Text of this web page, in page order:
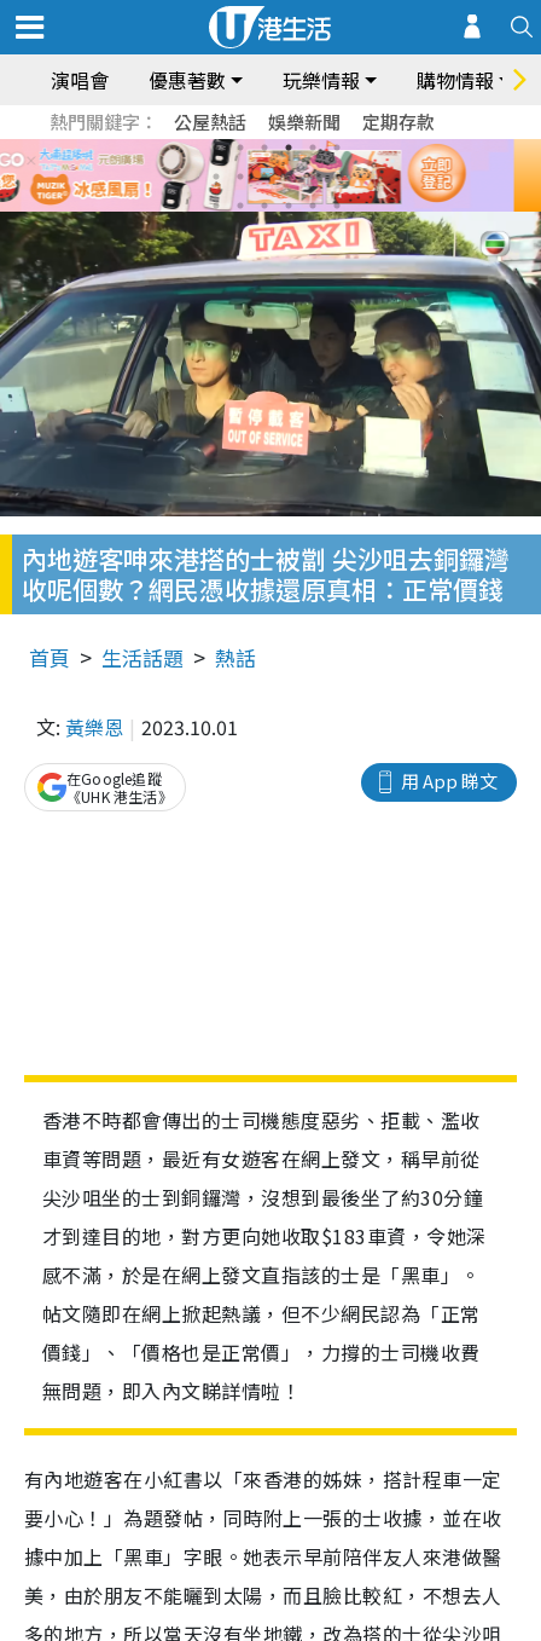
演唱會 優惠著數 玩樂情報 購物情報
熱門關鍵字： 公屋熱話 娛樂新聞 定期存款
內地遊客呻來港搭的士被劏 尖沙咀去銅鑼灣
收呢個數？網民憑收據還原真相：正常價錢
首頁 生活話題 熱話
文: 黃樂恩 2023.10.01
用 App 睇文
在Google追蹤
《UHK 港生活》
香港不時都會傳出的士司機態度惡劣、拒載、濫收
車資等問題，最近有女遊客在網上發文，稱早前從
尖沙咀坐的士到銅鑼灣，沒想到最後坐了約30分鐘
才到達目的地，對方更向她收取$183車資，令她深
感不滿，於是在網上發文直指該的士是「黑車」。
帖文隨即在網上掀起熱議，但不少網民認為「正常
價錢」、「價格也是正常價」，力撐的士司機收費
無問題，即入內文睇詳情啦！
有內地遊客在小紅書以「來香港的姊妹，搭計程車一定
要小心！」為題發帖，同時附上一張的士收據，並在收
據中加上「黑車」字眼。她表示早前陪伴友人來港做醫
美，由於朋友不能曬到太陽，而且臉比較紅，不想去人
多的地方，所以當天沒有坐地鐵，改為搭的士從尖沙咀